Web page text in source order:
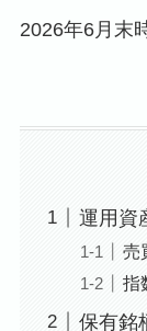
2026年6月末
運用資
売
指
保有銘